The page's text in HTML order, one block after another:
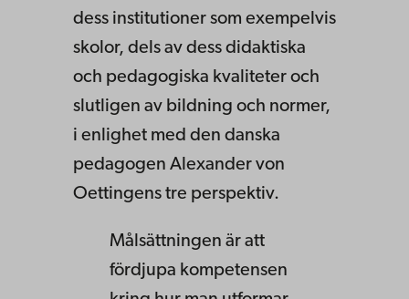
dess institutioner som exempelvis
skolor, dels av dess didaktiska
och pedagogiska kvaliteter och
slutligen av bildning och normer,
i enlighet med den danska
pedagogen Alexander von
Oettingens tre perspektiv.
Målsättningen är att
fördjupa kompetensen